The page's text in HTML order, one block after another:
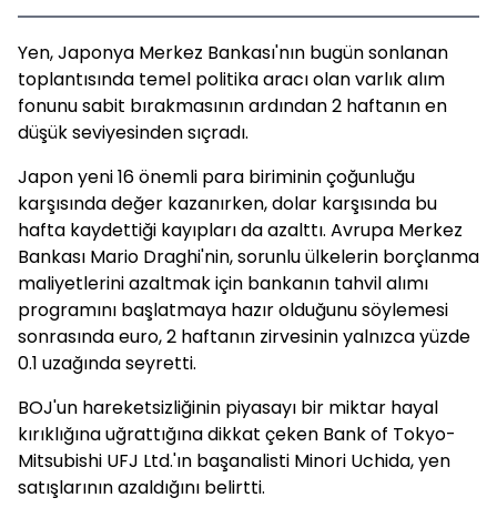
Yen, Japonya Merkez Bankası'nın bugün sonlanan
toplantısında temel politika aracı olan varlık alım
fonunu sabit bırakmasının ardından 2 haftanın en
düşük seviyesinden sıçradı.
Japon yeni 16 önemli para biriminin çoğunluğu
karşısında değer kazanırken, dolar karşısında bu
hafta kaydettiği kayıpları da azalttı. Avrupa Merkez
Bankası Mario Draghi'nin, sorunlu ülkelerin borçlanma
maliyetlerini azaltmak için bankanın tahvil alımı
programını başlatmaya hazır olduğunu söylemesi
sonrasında euro, 2 haftanın zirvesinin yalnızca yüzde
0.1 uzağında seyretti.
BOJ'un hareketsizliğinin piyasayı bir miktar hayal
kırıklığına uğrattığına dikkat çeken Bank of Tokyo-
Mitsubishi UFJ Ltd.'ın başanalisti Minori Uchida, yen
satışlarının azaldığını belirtti.